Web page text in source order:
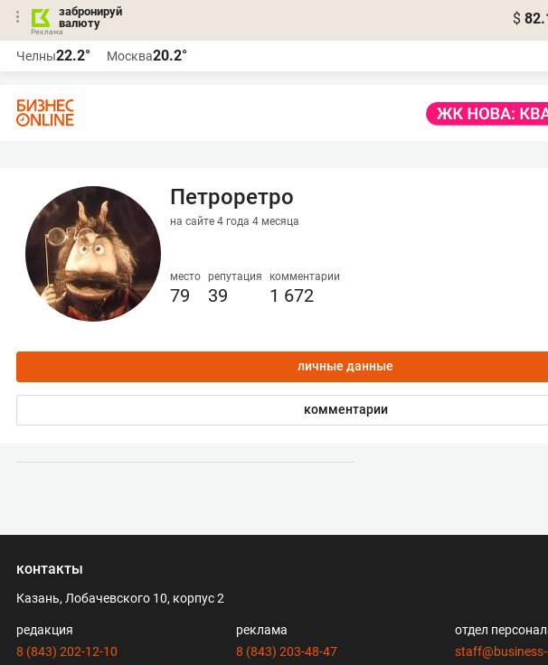
забронируй
валюту
$
Челны22.2° Москва20.2°
Петроретро
на сайте 4 года 4 месяца
место
79
репутация
39
комментарии
1 672
личные данные
комментарии
контакты
Казань, Лобачевского 10, корпус 2
редакция
8 (843) 202-12-10
реклама
8 (843) 203-48-47
отдел